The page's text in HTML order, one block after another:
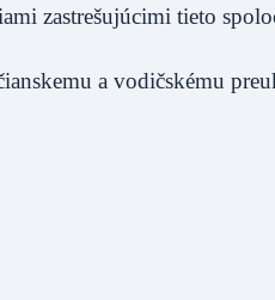
zastrešujúcimi tieto
a vodičskému